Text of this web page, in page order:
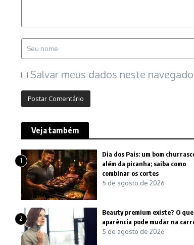
Salvar meus dados neste
Veja também
1
Dia dos Pais: um bom
além da picanha; saiba como
combinar os cortes
5 de agosto de 2026
2
Beauty premium existe? O que
aparência pode mudar na
5 de agosto de 2026